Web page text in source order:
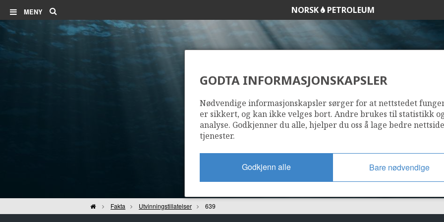
MENY NORSK PETROLEUM
639
Hjem Fakta Utvinningstillatelser 639
GODTA INFORMASJONSKAPSLER
Nødvendige informasjonskapsler sørger for at nettstedet
er sikkert, og kan ikke velges bort. Andre brukes til statistikk
analyse. Godkjenner du alle, hjelper du oss å lage bedre
tjenester.
Godkjenn alle Bare nødvendige